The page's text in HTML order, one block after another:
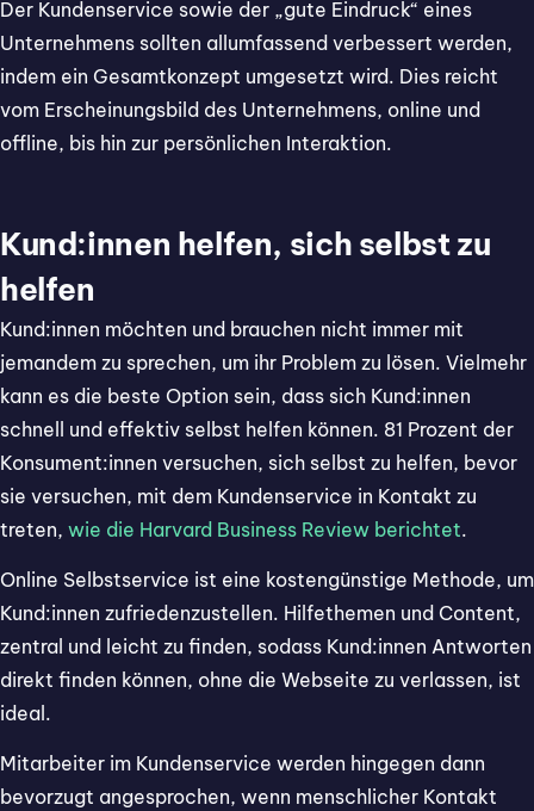
Der Kundenservice sowie der „gute Eindruck“ eines
Unternehmens sollten allumfassend verbessert werden,
indem ein Gesamtkonzept umgesetzt wird. Dies reicht
vom Erscheinungsbild des Unternehmens, online und
offline, bis hin zur persönlichen Interaktion.
Kund:innen helfen, sich selbst zu
helfen
Kund:innen möchten und brauchen nicht immer mit
jemandem zu sprechen, um ihr Problem zu lösen. Vielmehr
kann es die beste Option sein, dass sich Kund:innen
schnell und effektiv selbst helfen können. 81 Prozent der
Konsument:innen versuchen, sich selbst zu helfen, bevor
sie versuchen, mit dem Kundenservice in Kontakt zu
treten, wie die Harvard Business Review berichtet.
Online Selbstservice ist eine kostengünstige Methode, um
Kund:innen zufriedenzustellen. Hilfethemen und Content,
zentral und leicht zu finden, sodass Kund:innen Antworten
direkt finden können, ohne die Webseite zu verlassen, ist
ideal.
Mitarbeiter im Kundenservice werden hingegen dann
bevorzugt angesprochen, wenn menschlicher Kontakt